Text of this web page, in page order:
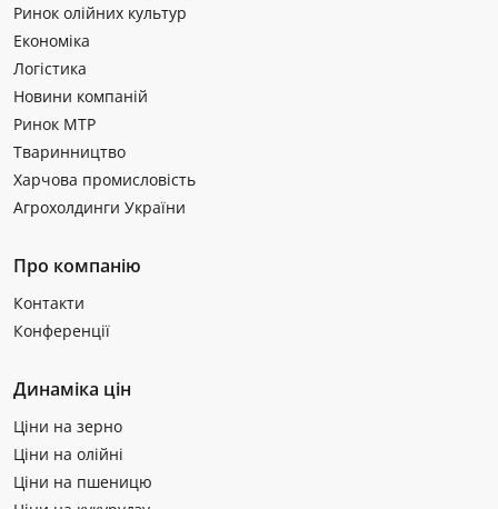
Ринок олійних культур
Економіка
Логістика
Новини компаній
Ринок МТР
Тваринництво
Харчова промисловість
Агрохолдинги України
Про компанію
Контакти
Конференції
Динаміка цін
Ціни на зерно
Ціни на олійні
Ціни на пшеницю